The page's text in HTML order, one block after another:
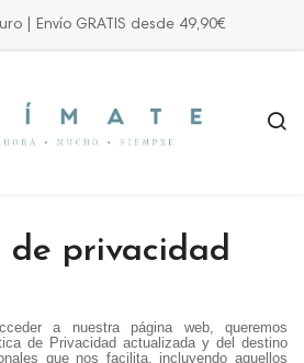
| Envío GRATIS desde 49,90€
de privacidad
a nuestra página web, queremos
de Privacidad actualizada y del destino
que nos facilita, incluyendo aquellos